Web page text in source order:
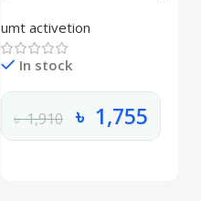
umt activetion
In stock
৳1,910 ৳ 1,755